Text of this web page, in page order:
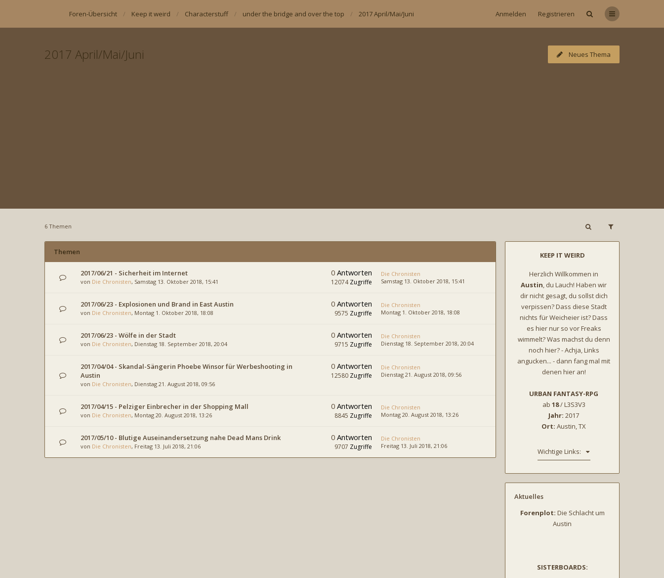
Anmelden Registrieren
Foren-Übersicht Keep it weird Characterstuff under the bridge and over the top 2017 April/Mai/Juni
2017 April/Mai/Juni Neues Thema
6 Themen
Themen
2017/06/21 - Sicherheit im Internet
von Die Chronisten, Samstag 13. Oktober 2018, 15:41
0 Antworten
12074Zugriffe
Die Chronisten
Samstag 13. Oktober 2018, 15:41
2017/06/23 - Explosionen und Brand in East Austin
von Die Chronisten, Montag 1. Oktober 2018, 18:08
0 Antworten
9575 Zugriffe
Die Chronisten
Montag 1. Oktober 2018, 18:08
2017/06/23 - Wölfe in der Stadt
von Die Chronisten, Dienstag 18. September 2018, 20:04
0 Antworten
9715 Zugriffe
Die Chronisten
Dienstag 18. September 2018, 20:04
2017/04/04 - Skandal-Sängerin Phoebe Winsor für Werbeshooting in
Austin
von Die Chronisten, Dienstag 21. August 2018, 09:56
0 Antworten
12580 Zugriffe
Die Chronisten
Dienstag 21. August 2018, 09:56
2017/04/15 - Pelziger Einbrecher in der Shopping Mall
von Die Chronisten, Montag 20. August 2018, 13:26
0 Antworten
8845 Zugriffe
Die Chronisten
Montag 20. August 2018, 13:26
2017/05/10 - Blutige Auseinandersetzung nahe Dead Mans Drink
von Die Chronisten, Freitag 13. Juli 2018, 21:06
0 Antworten
9707 Zugriffe
Die Chronisten
Freitag 13. Juli 2018, 21:06
KEEP IT WEIRD
Herzlich Willkommen in
Austin, du Lauch! Haben wir
dir nicht gesagt, du sollst dich
verpissen? Dass diese Stadt
nichts für Weicheier ist? Dass
es hier nur so vor Freaks
wimmelt? Was machst du denn
noch hier? - Achja, Links
angucken... - dann fang mal mit
denen hier an!
URBAN FANTASY-RPG
ab 18/ L3S3V3
Jahr: 2017
Ort: Austin, TX
Wichtige Links:
Aktuelles
Forenplot: Die Schlacht um
Austin
SISTERBOARDS: